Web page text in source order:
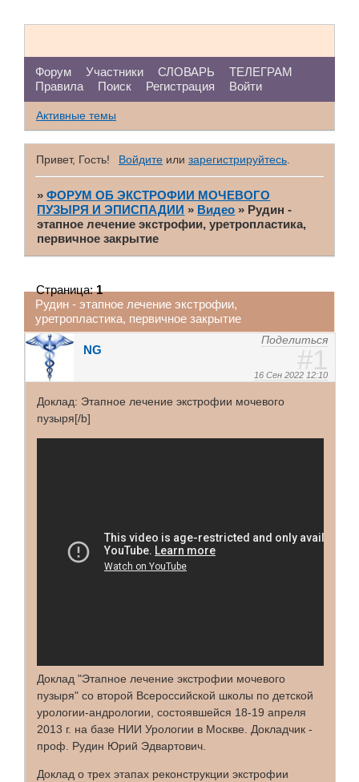
Форум Участники СЛОВАРЬ
ТЕЛЕГРАМ
Правила
Поиск Регистрация Войти
Активные темы
Привет, Гость! Войдите или зарегистрируйтесь.
»ФОРУМ ОБ ЭКСТРОФИИ МОЧЕВОГО
ПУЗЫРЯ И ЭПИСПАДИИ » Видео » Рудин -
этапное лечение экстрофии, уретропластика,
первичное закрытие
Рудин - этапное лечение экстрофии,
уретропластика, первичное закрытие
Страница:1
Поделиться
1
16 Сен 2022 12:10
NG
Доклад: Этапное лечение экстрофии мочевого
пузыря[/b]
Доклад "Этапное лечение экстрофии мочевого
пузыря" со второй Всероссийской школы по детской
урологии-андрологии, состоявшейся 18-19 апреля
2013 г. на базе НИИ Урологии в Москве. Докладчик -
проф. Рудин Юрий Эдвартович.
Доклад о трех этапах реконструкции экстрофии